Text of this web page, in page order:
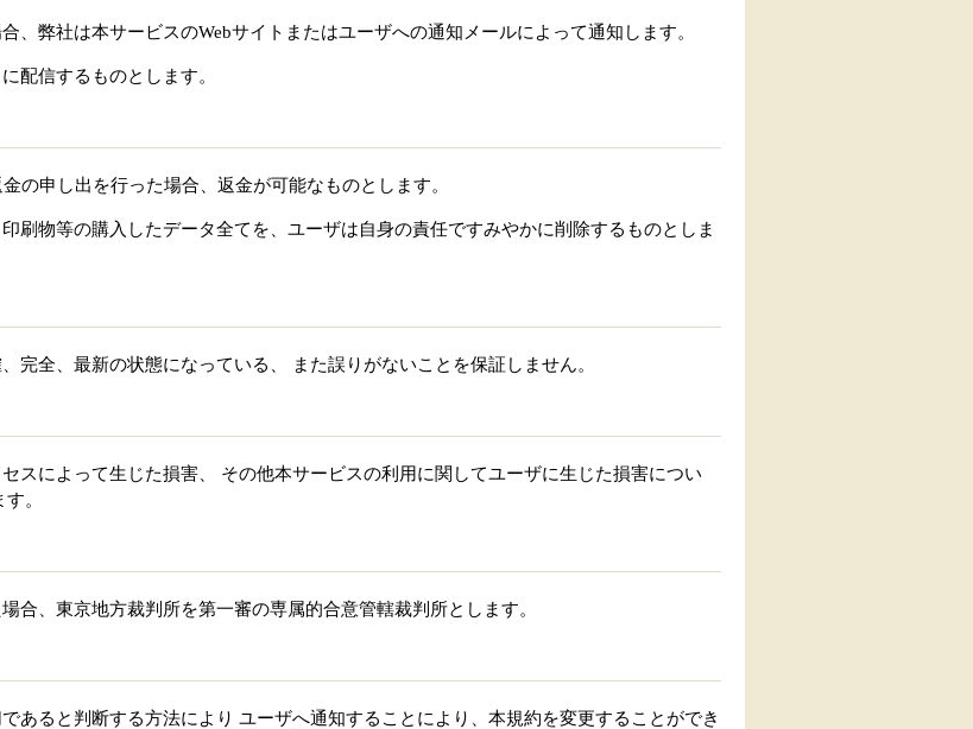
、弊社は本サービスのWebサイトまたはユーザへの通知メールによって通知します。
配信するものとします。
の申し出を行った場合、返金が可能なものとします。
刷物等の購入したデータ全てを、ユーザは自身の責任ですみやかに削除するものとしま
完全、最新の状態になっている、 また誤りがないことを保証しません。
スによって生じた損害、 その他本サービスの利用に関してユーザに生じた損害につい
。
合、東京地方裁判所を第一審の専属的合意管轄裁判所とします。
あると判断する方法により ユーザへ通知することにより、本規約を変更することができ